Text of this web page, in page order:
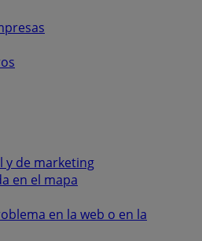
y de marketing
en el mapa
en la web o en la